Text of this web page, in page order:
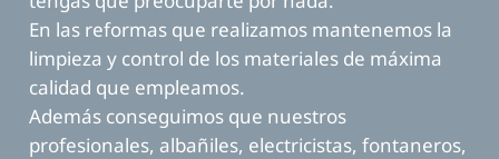
En las reformas que realizamos mantenemos la
limpieza y control de los materiales de máxima
calidad que empleamos.
Además conseguimos que nuestros
profesionales, albañiles, electricistas, fontaneros,